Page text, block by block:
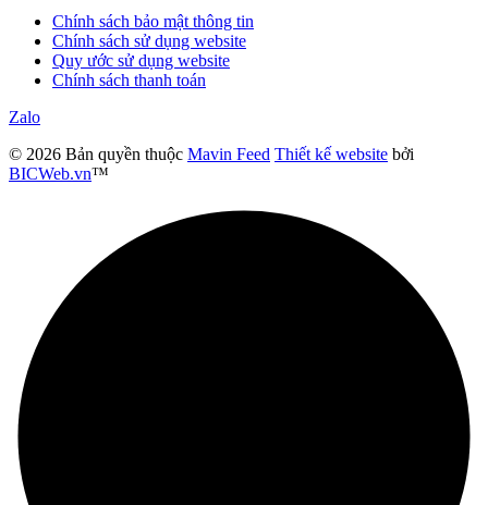
Chính sách bảo mật thông tin
Chính sách sử dụng website
Quy ước sử dụng website
Chính sách thanh toán
Zalo
© 2026 Bản quyền thuộc Mavin Feed Thiết kế website bởi
BICWeb.vn™